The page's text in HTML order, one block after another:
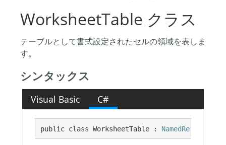
WorksheetTable クラス
テーブルとして書式設定されたセルの領域を表しま
す。
シンタックス
Visual Basic C#
public class WorksheetTable :